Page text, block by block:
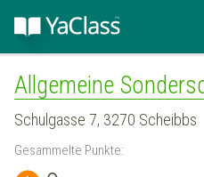
Allgemeine
Schulgasse 7, 3270 Scheibbs
Gesammelte Punkte: